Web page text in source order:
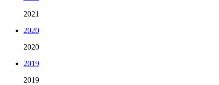
2021
2020
2020
2019
2019